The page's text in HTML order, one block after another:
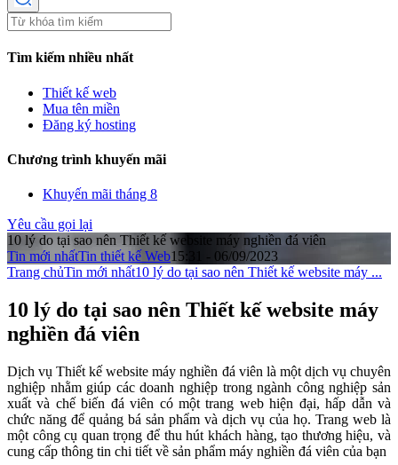
Tìm kiếm nhiều nhất
Thiết kế web
Mua tên miền
Đăng ký hosting
Chương trình khuyến mãi
Khuyến mãi tháng 8
Yêu cầu gọi lại
10 lý do tại sao nên Thiết kế website máy nghiền đá viên
Tin mới nhấtTin thiết kế Web15:31 - 06/09/2023
Trang chủTin mới nhất10 lý do tại sao nên Thiết kế website máy ...
10 lý do tại sao nên Thiết kế website máy
nghiền đá viên
Dịch vụ Thiết kế website máy nghiền đá viên là một dịch vụ chuyên
nghiệp nhằm giúp các doanh nghiệp trong ngành công nghiệp sản
xuất và chế biến đá viên có một trang web hiện đại, hấp dẫn và
chức năng để quảng bá sản phẩm và dịch vụ của họ. Trang web là
một công cụ quan trọng để thu hút khách hàng, tạo thương hiệu, và
cung cấp thông tin chi tiết về sản phẩm máy nghiền đá viên của bạn